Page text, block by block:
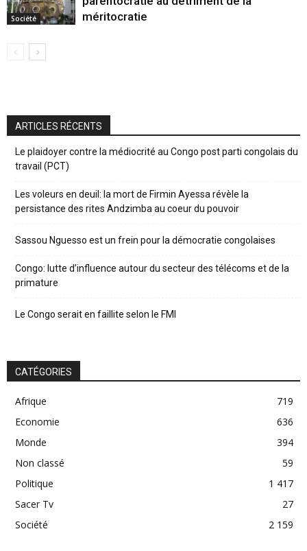
Société
méritocratie
ARTICLES RÉCENTS
Le plaidoyer contre la médiocrité au Congo post parti congolais du
travail (PCT)
Les voleurs en deuil: la mort de Firmin Ayessa révèle la
persistance des rites Andzimba au coeur du pouvoir
Sassou Nguesso est un frein pour la démocratie congolaises
Congo: lutte d’influence autour du secteur des télécoms et de la
primature
Le Congo serait en faillite selon le FMI
CATÉGORIES
Afrique
719
Economie
636
Monde
394
Non classé
59
Politique
1 417
Sacer Tv
27
Société
2 159